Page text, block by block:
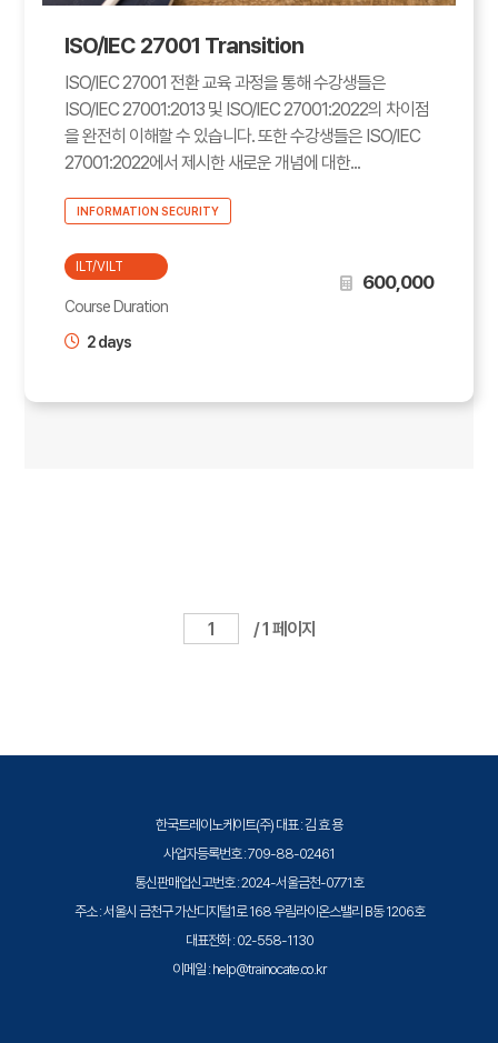
ISO/IEC 27001 Transition
ISO/IEC 27001 전환 교육 과정을 통해 수강생들은
ISO/IEC 27001:2013 및 ISO/IEC 27001:2022의 차이점
을 완전히 이해할 수 있습니다. 또한 수강생들은 ISO/IEC
27001:2022에서 제시한 새로운 개념에 대한...
INFORMATION SECURITY
ILT/VILT
Course Duration
2 days
600,000
/ 1 페이지
한국트레이노케이트(주) 대표 : 김 효 용
사업자등록번호 : 709-88-02461
통신판매업신고번호 : 2024-서울금천-0771호
주소 : 서울시 금천구 가산디지털1로 168 우림라이온스밸리 B동 1206호
대표전화 : 02-558-1130
이메일 : help@trainocate.co.kr